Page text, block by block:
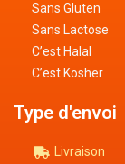
Sans Gluten
Sans Lactose
C’est Halal
C’est Kosher
Type d'envoi
Livraison